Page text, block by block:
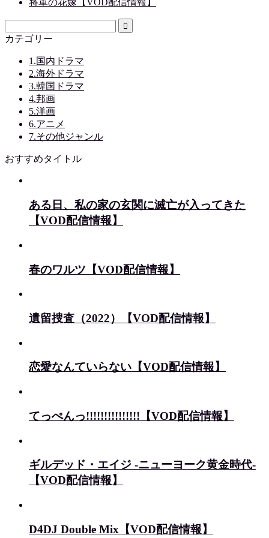
将軍の花嫁【VOD配信情報】
カテゴリー
1.国内ドラマ
2.海外ドラマ
3.韓国ドラマ
4.邦画
5.洋画
6.アニメ
7.その他ジャンル
おすすめタイトル
ある日、私の家の玄関に滅亡が入ってきた
【VOD配信情報】
春のワルツ【VOD配信情報】
遺留捜査（2022）【VOD配信情報】
恋愛なんていらない【VOD配信情報】
てっぺんっ!!!!!!!!!!!!!!!【VOD配信情報】
ギルデッド・エイジ -ニューヨーク黄金時代-
【VOD配信情報】
D4DJ Double Mix【VOD配信情報】